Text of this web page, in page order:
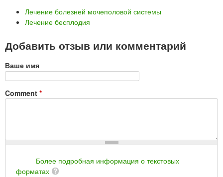
Лечение болезней мочеполовой системы
Лечение бесплодия
Добавить отзыв или комментарий
Ваше имя
Comment *
Более подробная информация о текстовых
форматах